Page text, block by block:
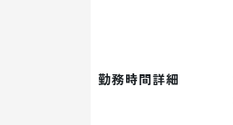
勤務時間詳細